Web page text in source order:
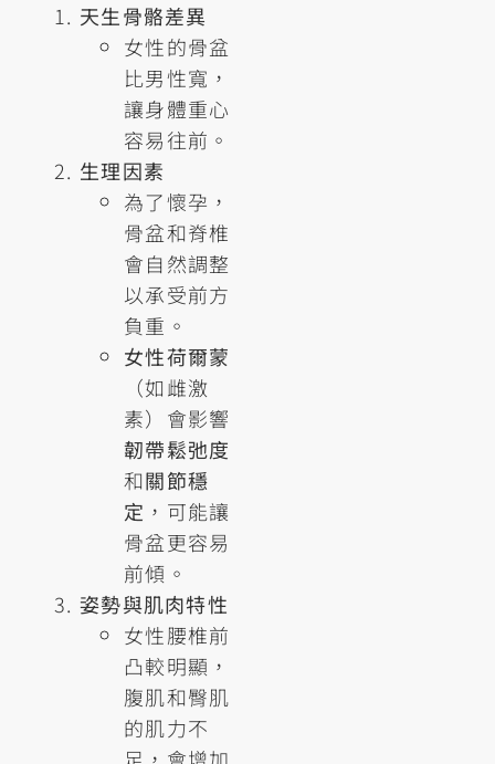
天生骨骼差異
女性的骨盆
比男性寬，
讓身體重心
容易往前。
生理因素
為了懷孕，
骨盆和脊椎
會自然調整
以承受前方
負重。
女性荷爾蒙
（如雌激
素）會影響
韌帶鬆弛度
和關節穩
定 ，可能讓
骨盆更容易
前傾。
姿勢與肌肉特性
女性腰椎前
凸較明顯，
腹肌和臀肌
的肌力不